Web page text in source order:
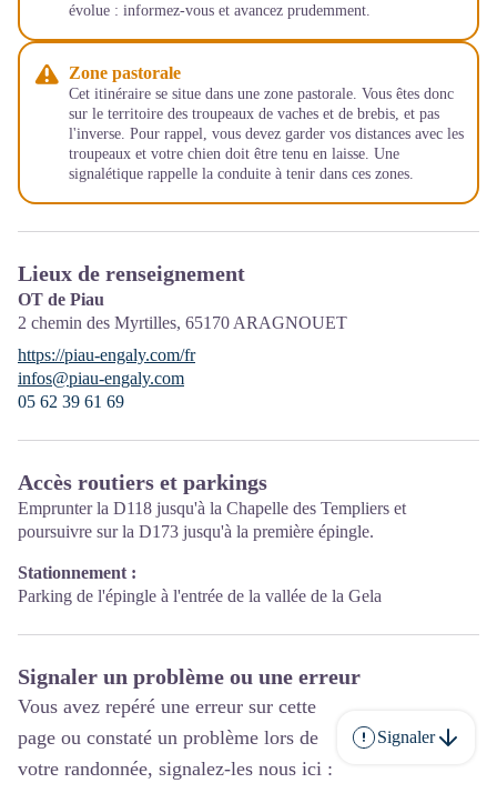
évolue : informez-vous et avancez prudemment.
Zone pastorale
Cet itinéraire se situe dans une zone pastorale. Vous êtes donc
sur le territoire des troupeaux de vaches et de brebis, et pas
l'inverse. Pour rappel, vous devez garder vos distances avec les
troupeaux et votre chien doit être tenu en laisse. Une
signalétique rappelle la conduite à tenir dans ces zones.
Lieux de renseignement
OT de Piau
2 chemin des Myrtilles, 65170 ARAGNOUET
https://piau-engaly.com/fr
infos@piau-engaly.com
05 62 39 61 69
Accès routiers et parkings
Emprunter la D118 jusqu'à la Chapelle des Templiers et
poursuivre sur la D173 jusqu'à la première épingle.
Stationnement :
Parking de l'épingle à l'entrée de la vallée de la Gela
Signaler un problème ou une erreur
Vous avez repéré une erreur sur cette
page ou constaté un problème lors de
votre randonnée, signalez-les nous ici :
Signaler